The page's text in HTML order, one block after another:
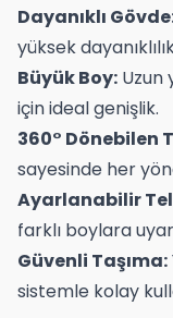
Dayanıklı
yüksek
Büyük Boy: Uzun
için ideal genişlik.
360° Dönebilen
sayesinde her
Ayarlanabilir
farklı boylara
Güvenli Taşıma:
sistemle kolay